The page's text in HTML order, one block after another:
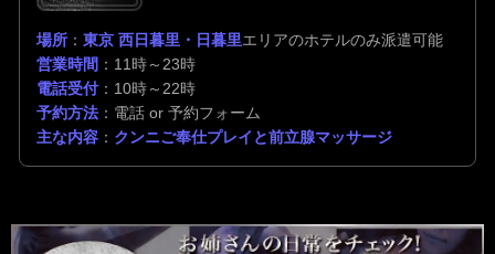
場所 ： 東京 西日暮里・日暮里エリアのホテルのみ派遣可能
営業時間 ：11時～23時
電話受付：10時～22時
予約方法 ：電話 or 予約フォーム
主な内容 ： クンニご奉仕プレイと前立腺マッサージ